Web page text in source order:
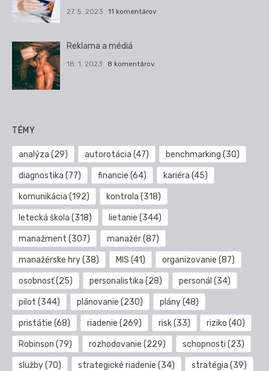
27. 5. 2023 11 komentárov
Reklama a médiá
18. 1. 2023 8 komentárov
TÉMY
analýza (29) autorotácia (47) benchmarking (30)
diagnostika (77) financie (64) kariéra (45)
komunikácia (192) kontrola (318)
letecká škola (318) lietanie (344)
manažment (307) manažér(87)
manažérske hry(38) MIS (41) organizovanie (87)
osobnosť(25) personalistika (28) personál (34)
pilot (344) plánovanie (230) plány(48)
pristátie (68) riadenie (269) risk(33) riziko (40)
Robinson (79) rozhodovanie (229) schopnosti (23)
služby(70) strategické riadenie (34) stratégia (39)